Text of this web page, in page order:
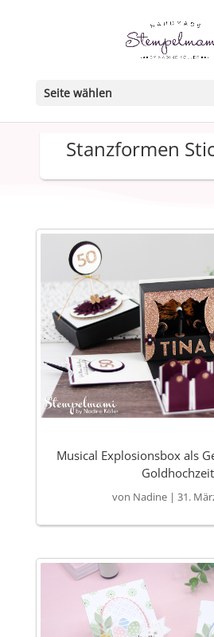
Seite wählen
Stanzformen
Musical Explosionsbox als
Goldhochzeit
von Nadine| 31.